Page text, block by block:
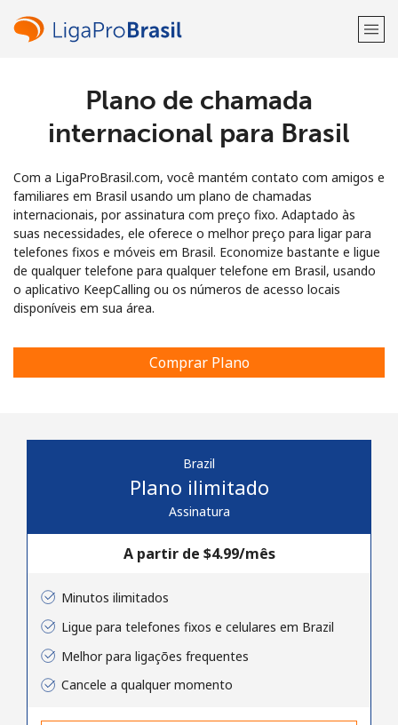
Bem-vindo(a)!
Já tem uma conta?
Entrar com
Mínimo de 8 caracteres
Uma letra maiúscula e minúscula
Um número
Um caractere especial
Plano de chamada
internacional para Brasil
Com a LigaProBrasil.com, você mantém contato com amigos e
familiares em Brasil usando um plano de chamadas
internacionais, por assinatura com preço fixo. Adaptado às
suas necessidades, ele oferece o melhor preço para ligar para
telefones fixos e móveis em Brasil. Economize bastante e ligue
de qualquer telefone para qualquer telefone em Brasil, usando
o aplicativo KeepCalling ou os números de acesso locais
disponíveis em sua área.
Comprar Plano
Brazil
Plano ilimitado
Assinatura
A partir de ⁦$4.99⁩/mês
Minutos ilimitados
Ligue para telefones fixos e celulares em Brazil
Melhor para ligações frequentes
Cancele a qualquer momento